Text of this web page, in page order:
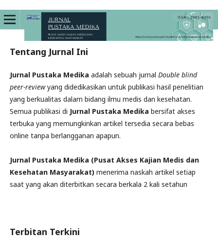
Tentang Jurnal Ini
Jurnal Pustaka Medika adalah sebuah jurnal Double blind
peer-review yang didedikasikan untuk publikasi hasil penelitian
yang berkualitas dalam bidang ilmu medis dan kesehatan.
Semua publikasi di Jurnal Pustaka Medika bersifat akses
terbuka yang memungkinkan artikel tersedia secara bebas
online tanpa berlangganan apapun.
Jurnal Pustaka Medika (Pusat Akses Kajian Medis dan
Kesehatan Masyarakat) menerima naskah artikel setiap
saat yang akan diterbitkan secara berkala 2 kali setahun
Terbitan Terkini